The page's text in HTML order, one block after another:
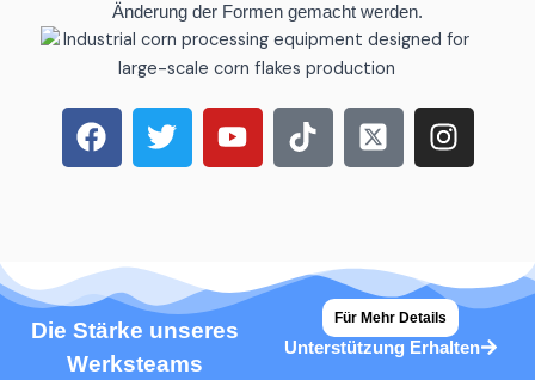
Änderung der Formen gemacht werden.
F
a
o
o
k
T
w
e
r
Y
o
e
T
i
k
X
-
t
t
e
r
I
n
r
a
m
Die Stärke unseres
Werksteams
Für Mehr Details
Unterstützung Erhalten